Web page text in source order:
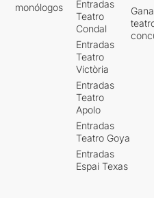
monólogos
Entradas
Teatro
Condal
Entradas
Teatro
Victòria
Entradas
Teatro
Apolo
Entradas
Teatro Goya
Entradas
Espai Texas